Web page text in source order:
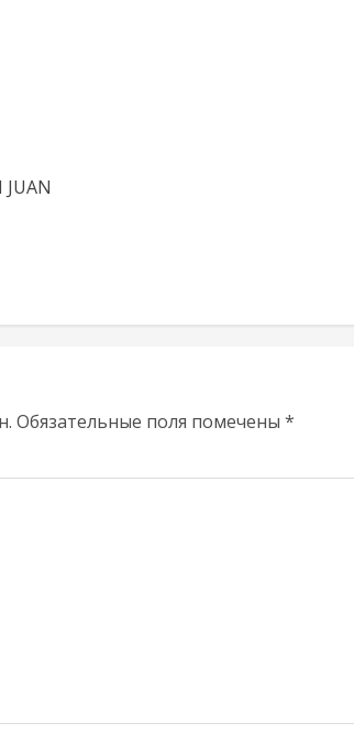
Обязательные поля помечены *